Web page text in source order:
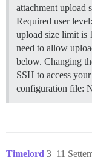
attachment upload
Required user
upload size limit is
need to allow
below. Changing
SSH to access
configuration file:
Timelord 11
3